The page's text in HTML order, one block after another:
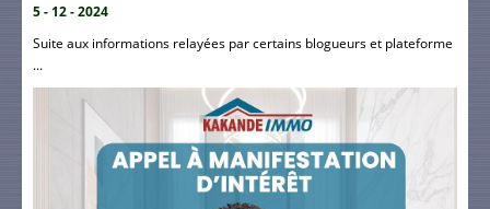
5 - 12 - 2024
Suite aux informations relayées par certains blogueurs et plateforme
...